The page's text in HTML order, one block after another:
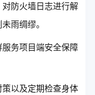
防火墙日志进行解
雨绸缪。
务项目端安全保障
以及定期检查身体